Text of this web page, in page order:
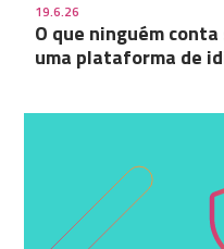
19.6.26
O que ninguém
uma plataforma de